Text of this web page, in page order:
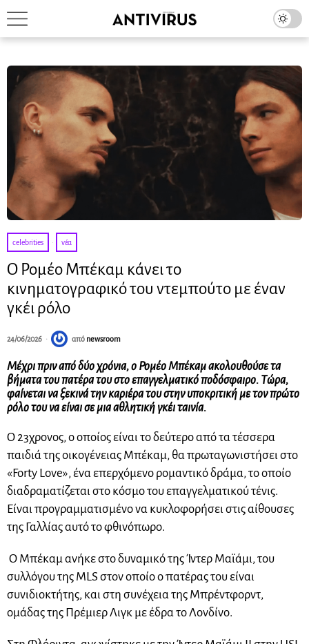
celebrities · νέα
Ο Ρομέο Μπέκαμ κάνει το
κινηματογραφικό του ντεμπούτο με έναν
γκέι ρόλο
24/06/2026 από newsroom
Μέχρι πριν από δύο χρόνια, ο Ρομέο Μπέκαμ ακολουθούσε τα
βήματα του πατέρα του στο επαγγελματικό ποδόσφαιρο. Τώρα,
φαίνεται να ξεκινά την καριέρα του στην υποκριτική με τον πρώτο
ρόλο του να είναι σε μια αθλητική γκέι ταινία.
Ο 23χρονος, ο οποίος είναι το δεύτερο από τα τέσσερα
παιδιά της οικογένειας Μπέκαμ, θα πρωταγωνιστήσει στο
«Forty Love», ένα επερχόμενο ρομαντικό δράμα, το οποίο
διαδραματίζεται στο κόσμο του επαγγελματικού τένις.
Είναι προγραμματισμένο να κυκλοφορήσει στις αίθουσες
της Γαλλίας αυτό το φθινόπωρο.
Ο Μπέκαμ ανήκε στο δυναμικό της Ίντερ Μαϊάμι, του
συλλόγου της MLS στον οποίο ο πατέρας του είναι
συνιδιοκτήτης, και στη συνέχεια της Μπρέντφορντ,
ομάδας της Πρέμιερ Λιγκ με έδρα το Λονδίνο.